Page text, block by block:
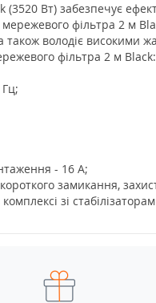
Вт) забезпечує
фільтра 2 м
також володіє високими
фільтра 2 м
- 16 А;
замикання,
зі